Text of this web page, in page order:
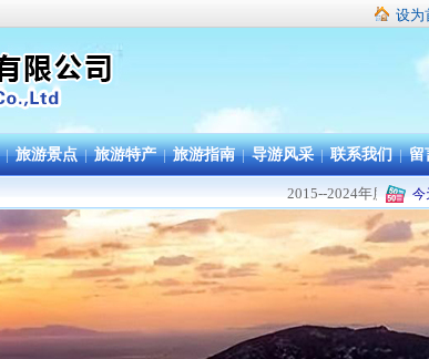
设为
| 旅游景点 | 旅游特产 | 旅游指南 | 导游风采 | 联系我们 | 留
2015--2024年度舟山市
今